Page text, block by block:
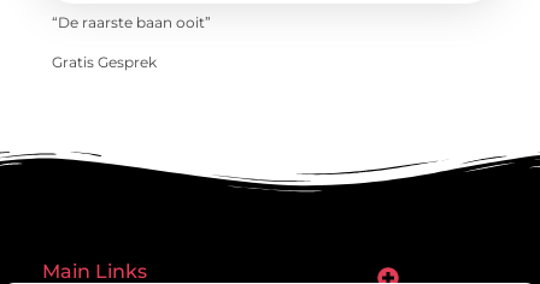
“De raarste baan ooit”
Gratis Gesprek
Main Links